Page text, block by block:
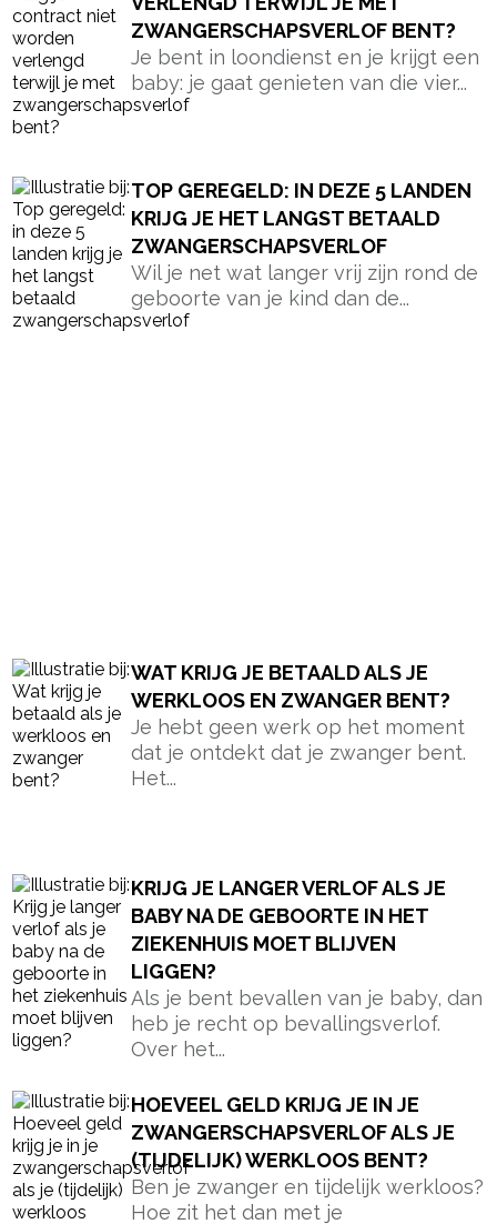
ZWANGERSCHAPSVERLOF BENT?
Je bent in loondienst en je krijgt een
baby: je gaat genieten van die vier...
TOP GEREGELD: IN DEZE 5 LANDEN
KRIJG JE HET LANGST BETAALD
ZWANGERSCHAPSVERLOF
Wil je net wat langer vrij zijn rond de
geboorte van je kind dan de...
WAT KRIJG JE BETAALD ALS JE
WERKLOOS EN ZWANGER BENT?
Je hebt geen werk op het moment
dat je ontdekt dat je zwanger bent.
Het...
KRIJG JE LANGER VERLOF ALS JE
BABY NA DE GEBOORTE IN HET
ZIEKENHUIS MOET BLIJVEN
LIGGEN?
Als je bent bevallen van je baby, dan
heb je recht op bevallingsverlof.
Over het...
HOEVEEL GELD KRIJG JE IN JE
ZWANGERSCHAPSVERLOF ALS JE
(TIJDELIJK) WERKLOOS BENT?
Ben je zwanger en tijdelijk werkloos?
Hoe zit het dan met je